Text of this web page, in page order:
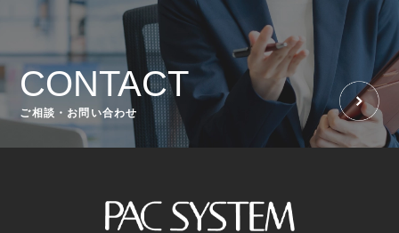
CONTACT
ご相談・お問い合わせ